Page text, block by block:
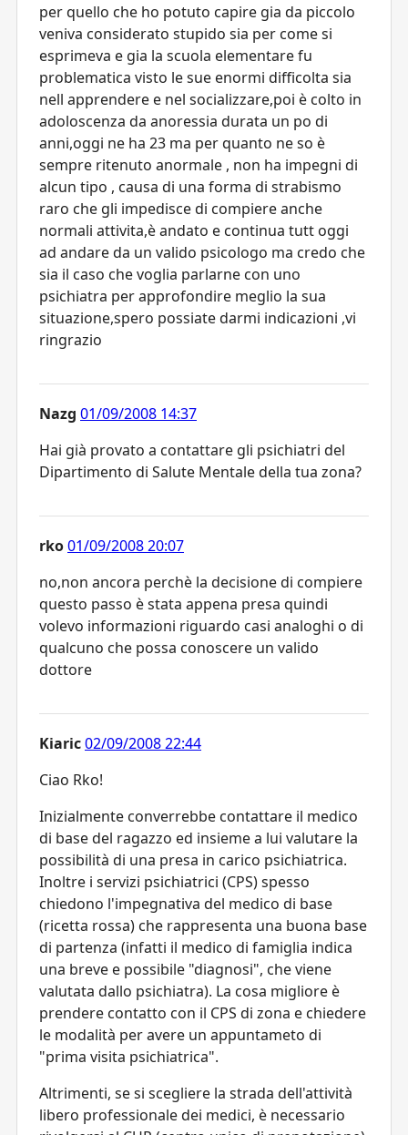
per quello che ho potuto capire gia da piccolo
veniva considerato stupido sia per come si
esprimeva e gia la scuola elementare fu
problematica visto le sue enormi difficolta sia
nell apprendere e nel socializzare,poi è colto in
adoloscenza da anoressia durata un po di
anni,oggi ne ha 23 ma per quanto ne so è
sempre ritenuto anormale , non ha impegni di
alcun tipo , causa di una forma di strabismo
raro che gli impedisce di compiere anche
normali attivita,è andato e continua tutt oggi
ad andare da un valido psicologo ma credo che
sia il caso che voglia parlarne con uno
psichiatra per approfondire meglio la sua
situazione,spero possiate darmi indicazioni ,vi
ringrazio
Nazg 01/09/2008 14:37
Hai già provato a contattare gli psichiatri del
Dipartimento di Salute Mentale della tua zona?
rko01/09/2008 20:07
no,non ancora perchè la decisione di compiere
questo passo è stata appena presa quindi
volevo informazioni riguardo casi analoghi o di
qualcuno che possa conoscere un valido
dottore
Kiaric02/09/2008 22:44
Ciao Rko!
Inizialmente converrebbe contattare il medico
di base del ragazzo ed insieme a lui valutare la
possibilità di una presa in carico psichiatrica.
Inoltre i servizi psichiatrici (CPS) spesso
chiedono l'impegnativa del medico di base
(ricetta rossa) che rappresenta una buona base
di partenza (infatti il medico di famiglia indica
una breve e possibile "diagnosi", che viene
valutata dallo psichiatra). La cosa migliore è
prendere contatto con il CPS di zona e chiedere
le modalità per avere un appuntameto di
"prima visita psichiatrica".
Altrimenti, se si scegliere la strada dell'attività
libero professionale dei medici, è necessario